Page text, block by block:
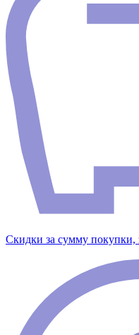
Скидки за сумму покупки,